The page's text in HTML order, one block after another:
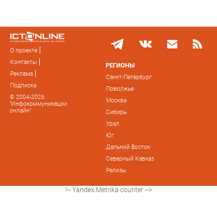
О проекте
Контакты
Реклама
Подписка
© 2004-2026
"Инфокоммуникации
онлайн"
РЕГИОНЫ
Санкт-Петербург
Поволжье
Москва
Сибирь
Урал
Юг
Дальний Восток
Северный Кавказ
Релизы
!-- Yandex.Metrika counter -->